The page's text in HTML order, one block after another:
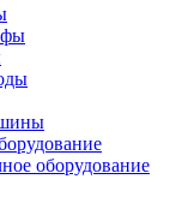
оборудование